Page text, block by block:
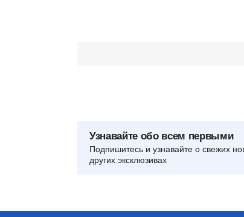
Узнавайте обо всем первыми
Подпишитесь и узнавайте о свежих
других эксклюзивах